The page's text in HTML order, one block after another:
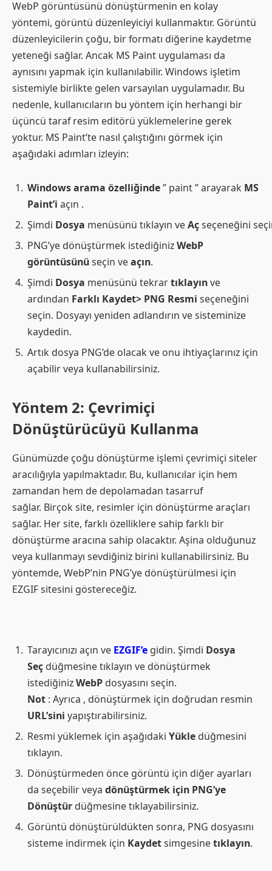
WebP görüntüsünü dönüştürmenin en kolay
yöntemi, görüntü düzenleyiciyi kullanmaktır. Görüntü
düzenleyicilerin çoğu, bir formatı diğerine kaydetme
yeteneği sağlar. Ancak MS Paint uygulaması da
aynısını yapmak için kullanılabilir. Windows işletim
sistemiyle birlikte gelen varsayılan uygulamadır. Bu
nedenle, kullanıcıların bu yöntem için herhangi bir
üçüncü taraf resim editörü yüklemelerine gerek
yoktur. MS Paint’te nasıl çalıştığını görmek için
aşağıdaki adımları izleyin:
Windows arama özelliğinde” paint ” arayarak MS
Paint’i açın .
Şimdi Dosya menüsünü tıklayın veAçseçeneğini
PNG’ye dönüştürmek istediğinizWebP
görüntüsünüseçin veaçın.
Şimdi Dosya menüsünü tekrartıklayınve
ardından Farklı Kaydet> PNG Resmi seçeneğini
seçin. Dosyayı yeniden adlandırın ve sisteminize
kaydedin.
Artık dosya PNG’de olacak ve onu ihtiyaçlarınız için
açabilir veya kullanabilirsiniz.
Yöntem 2: Çevrimiçi
Dönüştürücüyü Kullanma
Günümüzde çoğu dönüştürme işlemi çevrimiçi siteler
aracılığıyla yapılmaktadır. Bu, kullanıcılar için hem
zamandan hem de depolamadan tasarruf
sağlar. Birçok site, resimler için dönüştürme araçları
sağlar. Her site, farklı özelliklere sahip farklı bir
dönüştürme aracına sahip olacaktır. Aşina olduğunuz
veya kullanmayı sevdiğiniz birini kullanabilirsiniz. Bu
yöntemde, WebP’nin PNG’ye dönüştürülmesi için
EZGIF sitesini göstereceğiz.
Tarayıcınızı açın ve EZGIF’e gidin. Şimdi Dosya
Seç düğmesine tıklayın ve dönüştürmek
istediğinizWebP dosyasını seçin.
Not : Ayrıca , dönüştürmek için doğrudan resmin
URL’sini yapıştırabilirsiniz.
Resmi yüklemek için aşağıdaki Yükle düğmesini
tıklayın.
Dönüştürmeden önce görüntü için diğer ayarları
da seçebilir veya dönüştürmek için PNG’ye
Dönüştür düğmesine tıklayabilirsiniz.
Görüntü dönüştürüldükten sonra, PNG dosyasını
sisteme indirmek için Kaydetsimgesinetıklayın.